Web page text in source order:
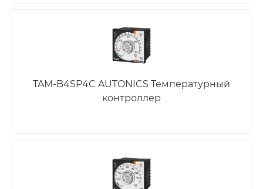
TAM-B4SP4C AUTONICS Температурный
контроллер